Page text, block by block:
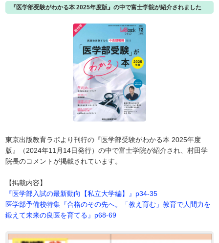
『医学部受験がわかる本 2025年度版』の中で富士学院が紹介されました
東京出版教育ラボより刊行の『医学部受験がわかる本 2025年度
版』（2024年11月14日発行）の中で富士学院が紹介され、村田学
院長のコメントが掲載されています。
【掲載内容】
『医学部入試の最新動向【私立大学編】』p34-35
医学部予備校特集『合格のその先へ。「教え育む」教育で人間力を
鍛えて未来の良医を育てる』p68-69